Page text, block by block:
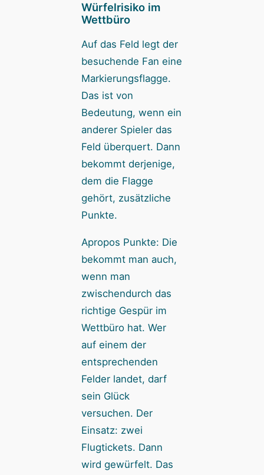
Würfelrisiko im
Wettbüro
Auf das Feld legt der
besuchende Fan eine
Markierungsflagge.
Das ist von
Bedeutung, wenn ein
anderer Spieler das
Feld überquert. Dann
bekommt derjenige,
dem die Flagge
gehört, zusätzliche
Punkte.
Apropos Punkte: Die
bekommt man auch,
wenn man
zwischendurch das
richtige Gespür im
Wettbüro hat. Wer
auf einem der
entsprechenden
Felder landet, darf
sein Glück
versuchen. Der
Einsatz: zwei
Flugtickets. Dann
wird gewürfelt. Das